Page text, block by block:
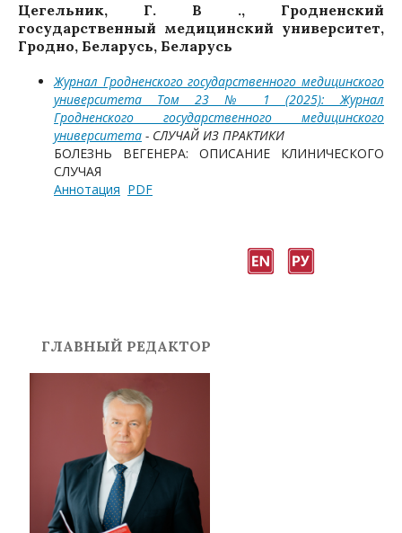
Цегельник, Г. В ., Гродненский
государственный медицинский университет,
Гродно, Беларусь, Беларусь
Журнал Гродненского государственного медицинского
университета Том 23 № 1 (2025): Журнал
Гродненского государственного медицинского
университета - СЛУЧАЙ ИЗ ПРАКТИКИ
БОЛЕЗНЬ ВЕГЕНЕРА: ОПИСАНИЕ КЛИНИЧЕСКОГО
СЛУЧАЯ
Аннотация PDF
ГЛАВНЫЙ РЕДАКТОР